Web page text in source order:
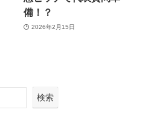
備！？
2026年2月15日
検索